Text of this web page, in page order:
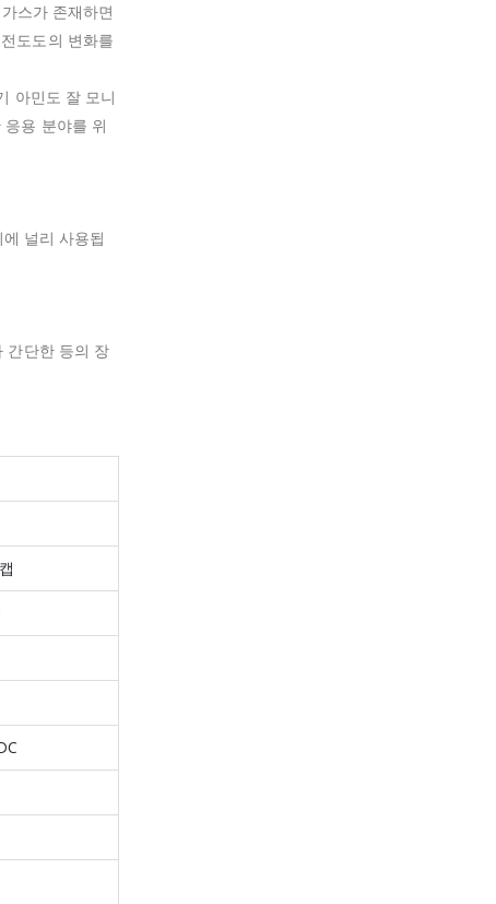
스가 존재하면
도도의 변화를
아민도 잘 모니
용 분야를 위
널리 사용됩
간단한 등의 장